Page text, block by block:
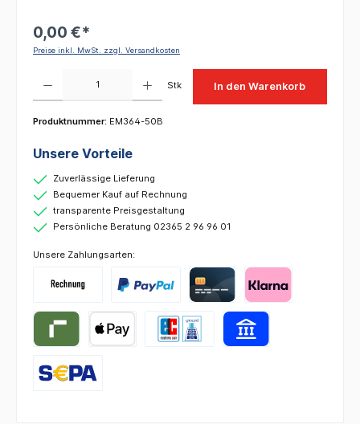
0,00 €*
Preise inkl. MwSt. zzgl. Versandkosten
Stk In den Warenkorb
Produktnummer: EM364-50B
Unsere Vorteile
Zuverlässige Lieferung
Bequemer Kauf auf Rechnung
transparente Preisgestaltung
Persönliche Beratung 02365 2 96 96 01
Unsere Zahlungsarten: